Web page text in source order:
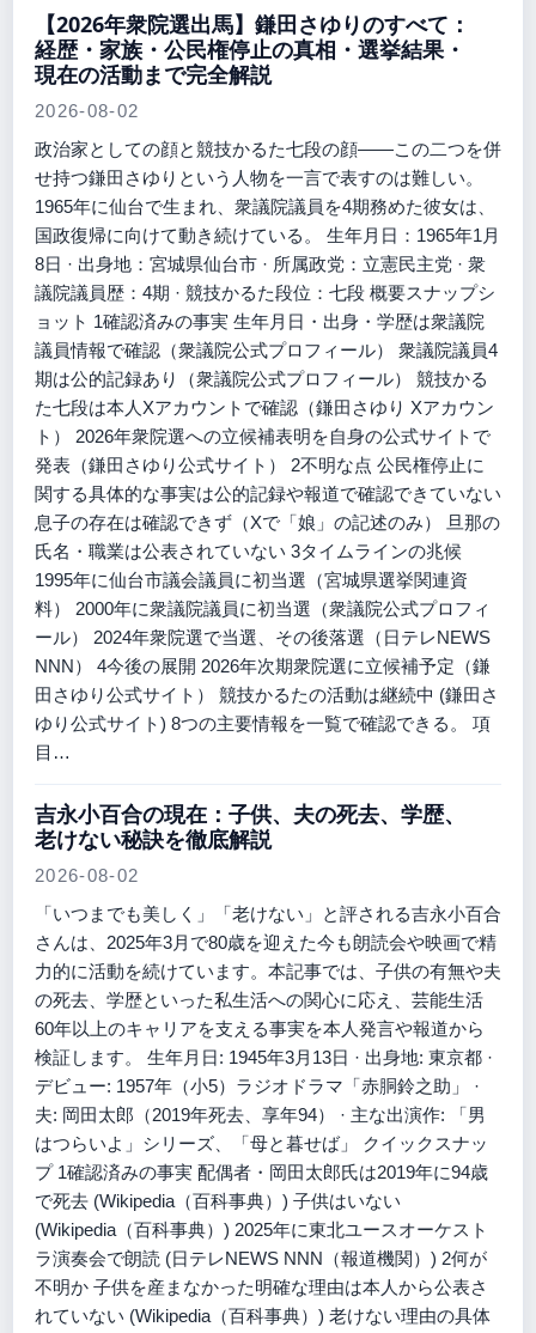
【2026年衆院選出馬】鎌田さゆりのすべて：
経歴・家族・公民権停止の真相・選挙結果・
現在の活動まで完全解説
2026-08-02
政治家としての顔と競技かるた七段の顔——この二つを併
せ持つ鎌田さゆりという人物を一言で表すのは難しい。
1965年に仙台で生まれ、衆議院議員を4期務めた彼女は、
国政復帰に向けて動き続けている。 生年月日：1965年1月
8日 · 出身地：宮城県仙台市 · 所属政党：立憲民主党 · 衆
議院議員歴：4期 · 競技かるた段位：七段 概要スナップシ
ョット 1確認済みの事実 生年月日・出身・学歴は衆議院
議員情報で確認（衆議院公式プロフィール） 衆議院議員4
期は公的記録あり（衆議院公式プロフィール） 競技かる
た七段は本人Xアカウントで確認（鎌田さゆり Xアカウン
ト） 2026年衆院選への立候補表明を自身の公式サイトで
発表（鎌田さゆり公式サイト） 2不明な点 公民権停止に
関する具体的な事実は公的記録や報道で確認できていない
息子の存在は確認できず（Xで「娘」の記述のみ） 旦那の
氏名・職業は公表されていない 3タイムラインの兆候
1995年に仙台市議会議員に初当選（宮城県選挙関連資
料） 2000年に衆議院議員に初当選（衆議院公式プロフィ
ール） 2024年衆院選で当選、その後落選（日テレNEWS
NNN） 4今後の展開 2026年次期衆院選に立候補予定（鎌
田さゆり公式サイト） 競技かるたの活動は継続中 (鎌田さ
ゆり公式サイト) 8つの主要情報を一覧で確認できる。 項
目…
吉永小百合の現在：子供、夫の死去、学歴、
老けない秘訣を徹底解説
2026-08-02
「いつまでも美しく」「老けない」と評される吉永小百合
さんは、2025年3月で80歳を迎えた今も朗読会や映画で精
力的に活動を続けています。本記事では、子供の有無や夫
の死去、学歴といった私生活への関心に応え、芸能生活
60年以上のキャリアを支える事実を本人発言や報道から
検証します。 生年月日: 1945年3月13日 · 出身地: 東京都 ·
デビュー: 1957年（小5）ラジオドラマ「赤胴鈴之助」 ·
夫: 岡田太郎（2019年死去、享年94） · 主な出演作: 「男
はつらいよ」シリーズ、「母と暮せば」 クイックスナッ
プ 1確認済みの事実 配偶者・岡田太郎氏は2019年に94歳
で死去 (Wikipedia（百科事典）) 子供はいない
(Wikipedia（百科事典）) 2025年に東北ユースオーケスト
ラ演奏会で朗読 (日テレNEWS NNN（報道機関）) 2何が
不明か 子供を産まなかった明確な理由は本人から公表さ
れていない (Wikipedia（百科事典）) 老けない理由の具体